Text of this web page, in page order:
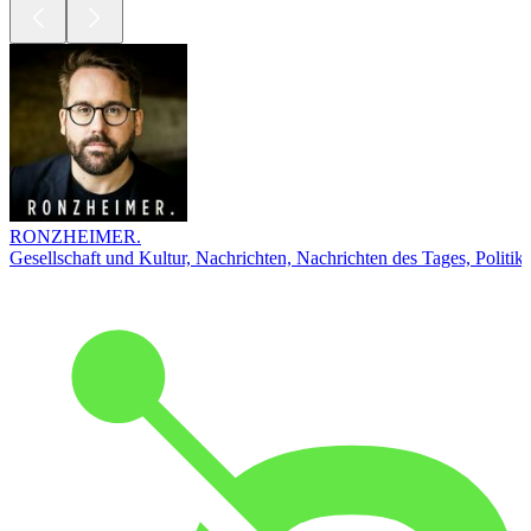
RONZHEIMER.
Gesellschaft und Kultur, Nachrichten, Nachrichten des Tages, Politik